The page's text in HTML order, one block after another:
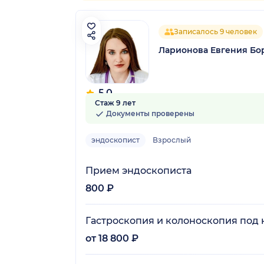
5.0
4 отзыва
Записалось 9 человек
Ларионова Евгения
Стаж 9 лет
Документы проверены
эндоскопист Взрослый
Прием эндоскописта
800 ₽
Гастроскопия и колоноскопия под
от 18 800 ₽